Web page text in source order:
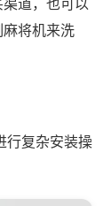
道，也可以
将机来洗
行复杂安装操